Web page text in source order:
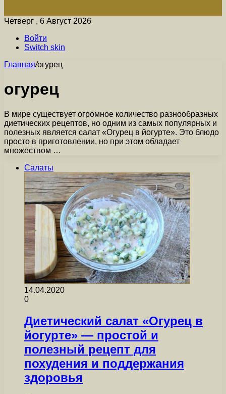
Четверг , 6 Август 2026
Войти
Switch skin
Главная/огурец
огурец
В мире существует огромное количество разнообразных
диетических рецептов, но одним из самых популярных и
полезных является салат «Огурец в йогурте». Это блюдо
просто в приготовлении, но при этом обладает
множеством …
Салаты
14.04.2020
0
Диетический салат «Огурец в
йогурте» — простой и
полезный рецепт для
похудения и поддержания
здоровья